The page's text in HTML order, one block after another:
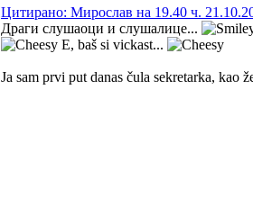
Цитирано: Мирослав на 19.40 ч.
Драги слушаоци и слушалице...
E, baš si vickast...
Ja sam prvi put danas čula sekretarka, kao